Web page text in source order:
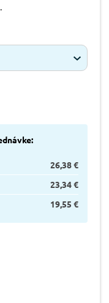
26,38 €
23,34 €
19,55 €